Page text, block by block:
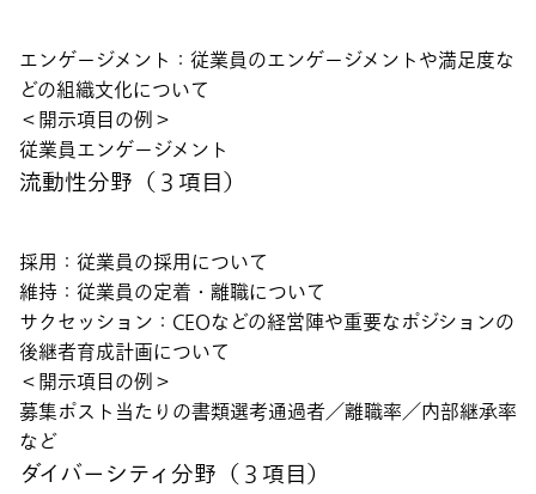
エンゲージメント：従業員のエンゲージメントや満足度な
どの組織文化について
＜開示項目の例＞
従業員エンゲージメント
流動性分野（３項目）
採用：従業員の採用について
維持：従業員の定着・離職について
サクセッション：CEOなどの経営陣や重要なポジションの
後継者育成計画について
＜開示項目の例＞
募集ポスト当たりの書類選考通過者／離職率／内部継承率
など
ダイバーシティ分野（３項目）